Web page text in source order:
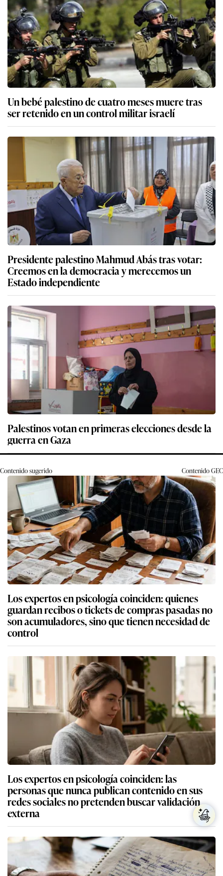
Un bebé palestino de cuatro meses muere tras
ser retenido en un control militar israelí
Presidente palestino Mahmud Abás tras votar:
Creemos en la democracia y merecemos un
Estado independiente
Palestinos votan en primeras elecciones desde la
guerra en Gaza
Contenido sugerido ContenidoGEC
Los expertos en psicología coinciden: quienes
guardan recibos o tickets de compras pasadas no
son acumuladores, sino que tienen necesidad de
control
Los expertos en psicología coinciden: las
personas que nunca publican contenido en sus
redes sociales no pretenden buscar validación
externa